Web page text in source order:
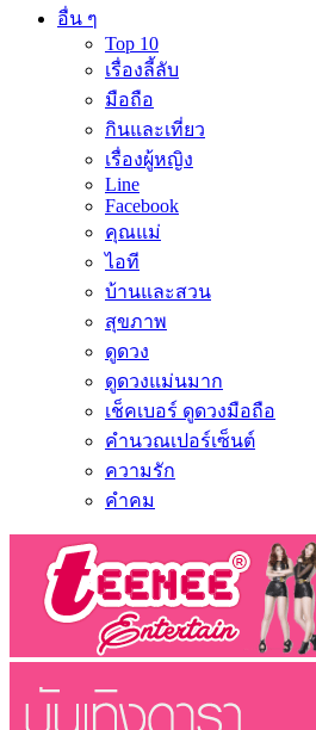
อื่น ๆ
Top 10
เรื่องลี้ลับ
มือถือ
กินและเที่ยว
เรื่องผู้หญิง
Line
Facebook
คุณแม่
ไอที
บ้านและสวน
สุขภาพ
ดูดวง
ดูดวงแม่นมาก
เช็คเบอร์ ดูดวงมือถือ
คำนวณเปอร์เซ็นต์
ความรัก
คำคม